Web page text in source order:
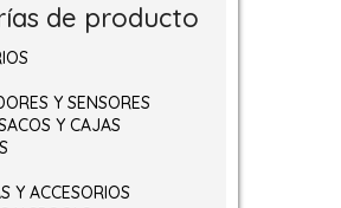
de producto
Y SENSORES
Y CAJAS
Y ACCESORIOS